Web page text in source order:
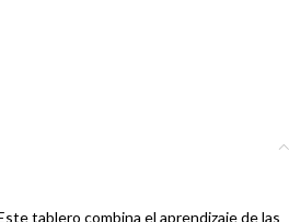
tablero combina el aprendizaje de las